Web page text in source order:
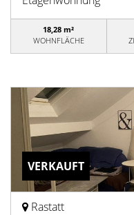
18,28 m²
WOHNFLÄCHE
VERKAUFT
Rastatt